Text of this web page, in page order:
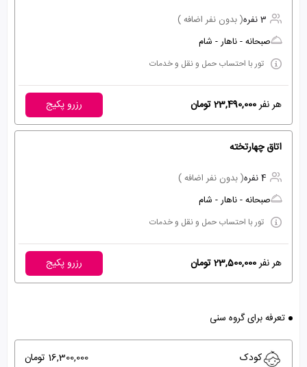
3 نفره
( بدون نفر اضافه )
صبحانه - ناهار - شام
تور با احتساب حمل و نقل و خدمات
هر نفر23,490,000 تومان رزرو پکیج
اتاق چهارتخته
4 نفره
( بدون نفر اضافه )
صبحانه - ناهار - شام
تور با احتساب حمل و نقل و خدمات
هر نفر23,500,000 تومان رزرو پکیج
تعرفه برای گروه سنی
کودک 16,300,000 تومان